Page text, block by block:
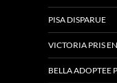
PISA DISPARUE
VICTORIA PRIS
BELLA ADOPTEE